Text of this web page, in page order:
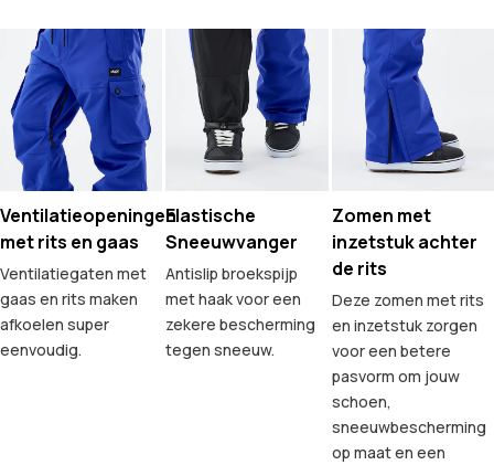
Ventilatieopeningen
met rits en gaas
Ventilatiegaten met
gaas en rits maken
afkoelen super
eenvoudig.
Elastische
Sneeuwvanger
Antislip broekspijp
met haak voor een
zekere bescherming
tegen sneeuw.
Zomen met
inzetstuk achter
de rits
Deze zomen met rits
en inzetstuk zorgen
voor een betere
pasvorm om jouw
schoen,
sneeuwbescherming
op maat en een